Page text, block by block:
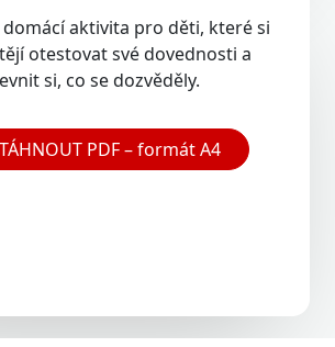
domácí aktivita pro děti, které si
otestovat své dovednosti a
si, co se dozvěděly.
PDF – formát A4